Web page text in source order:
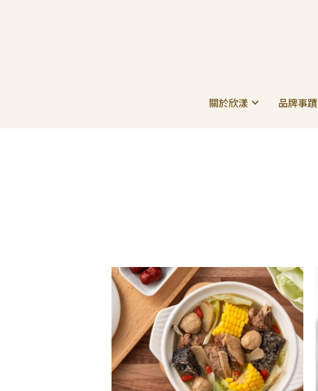
關於欣漾 品牌事蹟
關於欣漾 品牌事蹟